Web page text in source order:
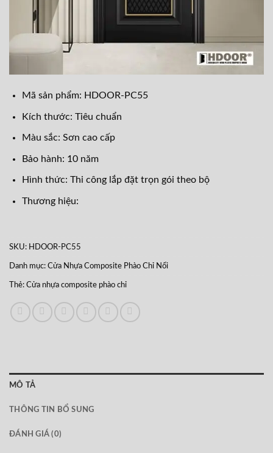
Mã sản phẩm: HDOOR-PC55
Kích thước: Tiêu chuẩn
Màu sắc: Sơn cao cấp
Bảo hành: 10 năm
Hình thức: Thi công lắp đặt trọn gói theo bộ
Thương hiệu:
SKU: HDOOR-PC55
Danh mục: Cửa Nhựa Composite Phào Chỉ Nổi
Thẻ: Cửa nhựa composite phào chỉ
MÔ TẢ
THÔNG TIN BỔ SUNG
ĐÁNH GIÁ (0)